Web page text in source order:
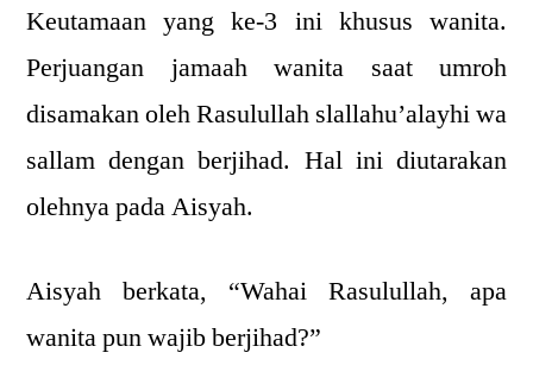
Keutamaan yang ke-3 ini khusus wanita.
Perjuangan jamaah wanita saat umroh
disamakan oleh Rasulullah slallahu’alayhi wa
sallam dengan berjihad. Hal ini diutarakan
olehnya pada Aisyah.
Aisyah berkata, “Wahai Rasulullah, apa
wanita pun wajib berjihad?”